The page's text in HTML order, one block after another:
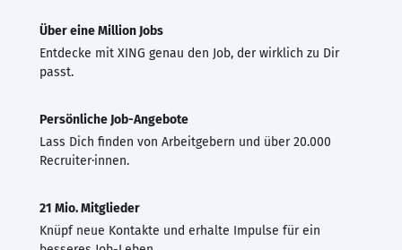
Über eine Million Jobs
Entdecke mit XING genau den Job, der wirklich zu Dir
passt.
Persönliche Job-Angebote
Lass Dich finden von Arbeitgebern und über 20.000
Recruiter·innen.
21 Mio. Mitglieder
Knüpf neue Kontakte und erhalte Impulse für ein